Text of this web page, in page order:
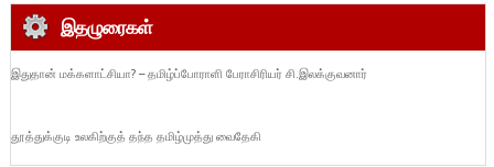
இதழுரைகள்
இதுதான் மக்களாட்சியா? – தமிழ்ப்போராளி பேராசிரியர் சி.இலக்குவனார்
தூத்துக்குடி உலகிற்குத் தந்த தமிழ்முத்து வைதேகி